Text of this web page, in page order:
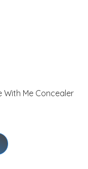
With Me Concealer